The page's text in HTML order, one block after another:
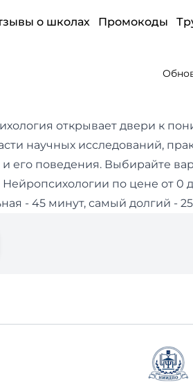
о школах Промокоды
открывает двери к
научных исследований,
его поведения. Выбирайте
Нейропсихологии по цене от 0
- 45 минут, самый долгий -